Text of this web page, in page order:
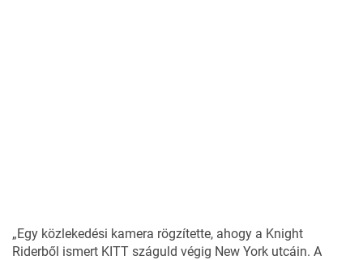
„Egy közlekedési kamera rögzítette, ahogy a Knight
Riderből ismert KITT száguld végig New York utcáin. A